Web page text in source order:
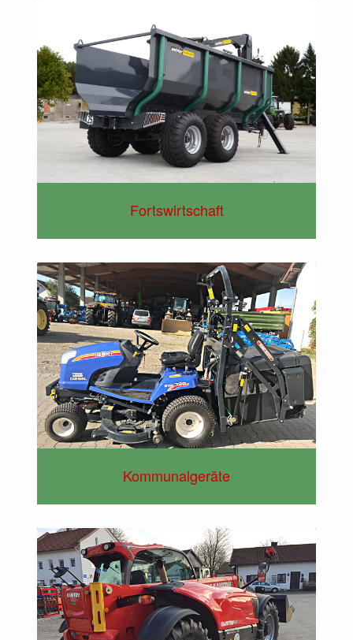
Fortswirtschaft
Kommunalgeräte